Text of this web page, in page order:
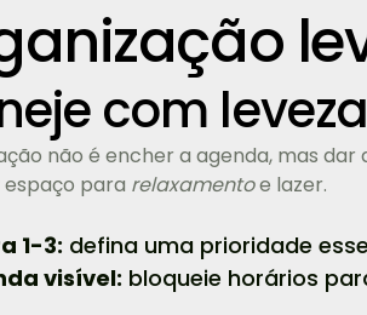
com leveza
não é encher a agenda, mas
para relaxamentoe lazer.
1-3: defina uma prioridade
visível: bloqueie horários